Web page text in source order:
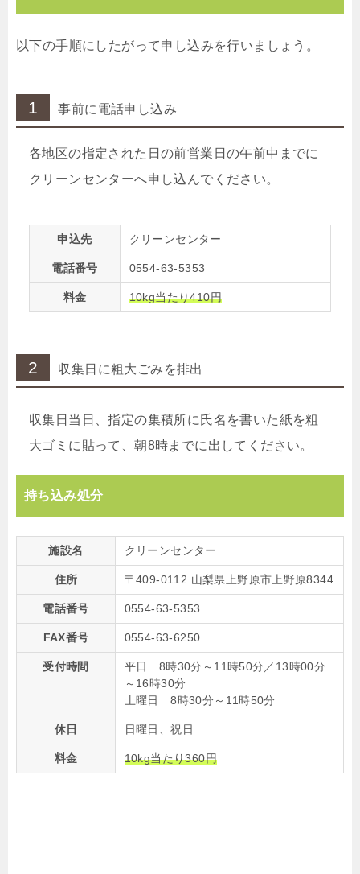
以下の手順にしたがって申し込みを行いましょう。
1 事前に電話申し込み
各地区の指定された日の前営業日の午前中までに
クリーンセンターへ申し込んでください。
申込先 クリーンセンター
電話番号 0554-63-5353
料金 10kg当たり410円
2 収集日に粗大ごみを排出
収集日当日、指定の集積所に氏名を書いた紙を粗
大ゴミに貼って、朝8時までに出してください。
持ち込み処分
施設名 クリーンセンター
住所 〒409-0112 山梨県上野原市上野原8344
電話番号 0554-63-5353
FAX番号 0554-63-6250
受付時間
平日 8時30分～11時50分／13時00分
～16時30分
土曜日 8時30分～11時50分
休日 日曜日、祝日
料金 10kg当たり360円